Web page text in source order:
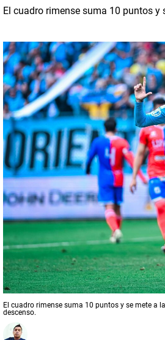
El cuadro rimense suma 10 puntos y
El cuadro rimense suma 10 puntos y se mete a
descenso.